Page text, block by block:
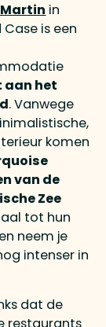
in
Case is een
aan het
. Vanwege
komen
van de
Zee
tot hun
neem je
intenser in
dat de
restaurants